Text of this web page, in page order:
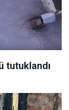
tutuklandı